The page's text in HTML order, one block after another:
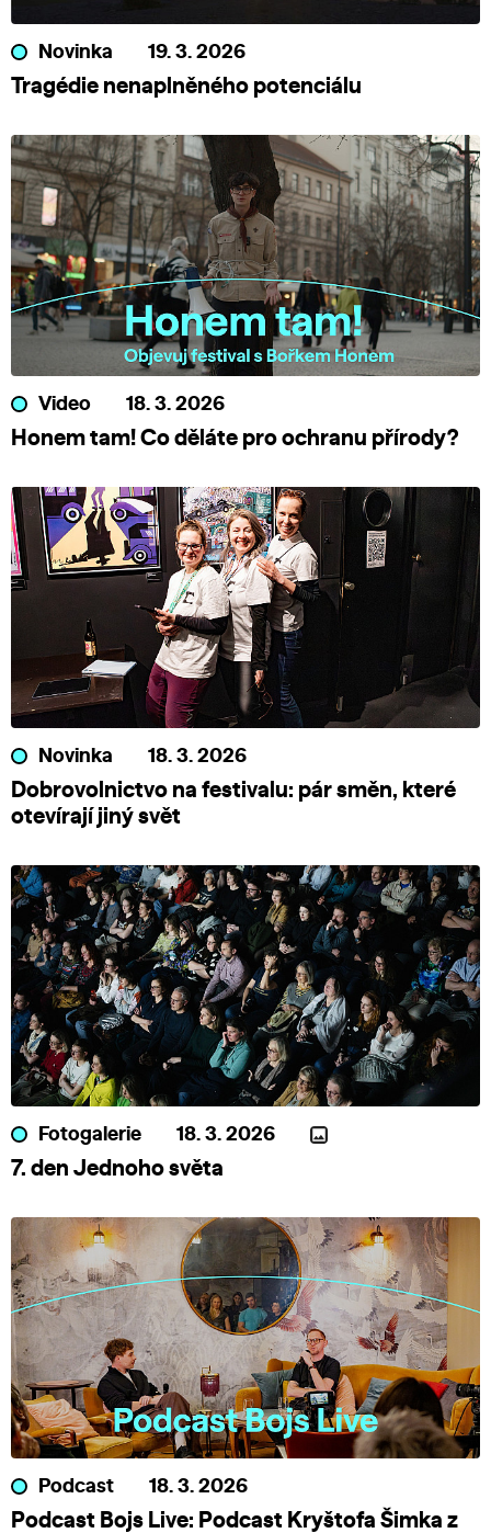
Novinka 19. 3. 2026
Tragédie nenaplněného potenciálu
Video 18. 3. 2026
Honem tam! Co děláte pro ochranu přírody?
Novinka 18. 3. 2026
Dobrovolnictvo na festivalu: pár směn, které
otevírají jiný svět
Fotogalerie 18. 3. 2026
7. den Jednoho světa
Podcast 18. 3. 2026
Podcast Bojs Live: Podcast Kryštofa Šimka z